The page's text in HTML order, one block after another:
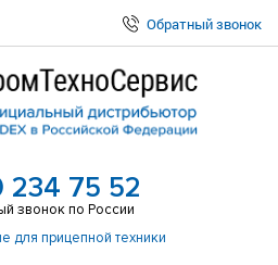
Обратный звонок
234 75 52
звонок по России
для прицепной техники